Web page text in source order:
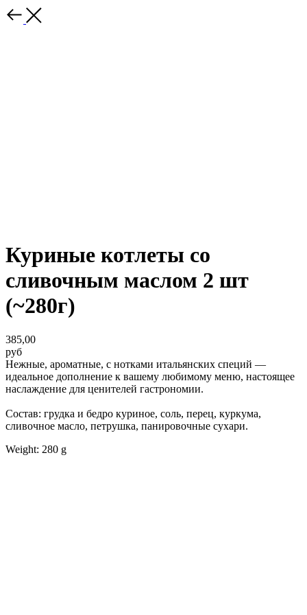
Куриные котлеты со
сливочным маслом 2 шт
(~280г)
385,00
руб
Нежные, ароматные, с нотками итальянских специй —
идеальное дополнение к вашему любимому меню, настоящее
наслаждение для ценителей гастрономии.
Состав: грудка и бедро куриное, соль, перец, куркума,
сливочное масло, петрушка, панировочные сухари.
Weight: 280 g